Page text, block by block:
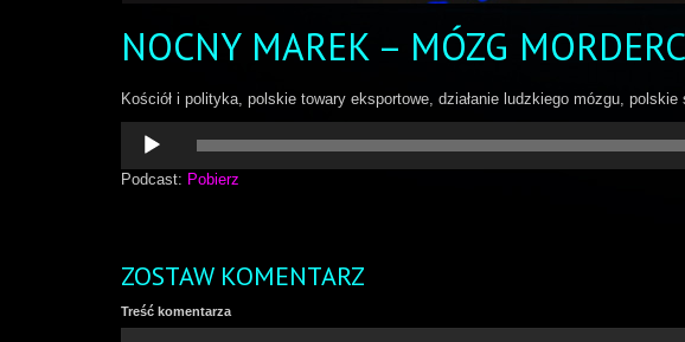
NOCNY MAREK – MÓZG
Kościół i polityka, polskie towary eksportowe, działanie ludzkiego mózgu,
Odtwarzacz
plików
dźwiękowych
Podcast: Pobierz
ZOSTAW KOMENTARZ
Treść komentarza